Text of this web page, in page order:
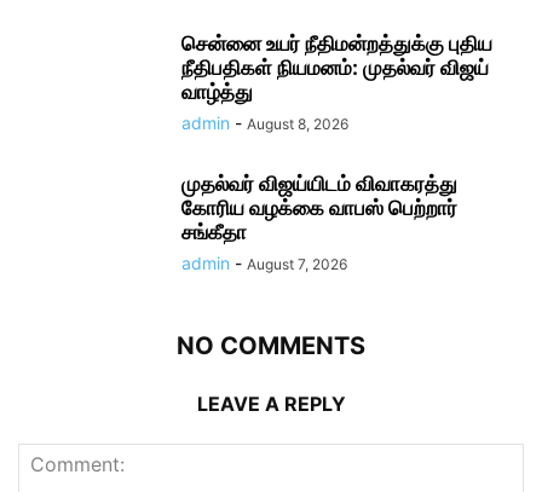
சென்னை உயர் நீதிமன்றத்துக்கு புதிய
நீதிபதிகள் நியமனம்: முதல்வர் விஜய்
வாழ்த்து
admin - August 8, 2026
முதல்வர் விஜய்யிடம் விவாகரத்து
கோரிய வழக்கை வாபஸ் பெற்றார்
சங்கீதா
admin - August 7, 2026
NO COMMENTS
LEAVE A REPLY